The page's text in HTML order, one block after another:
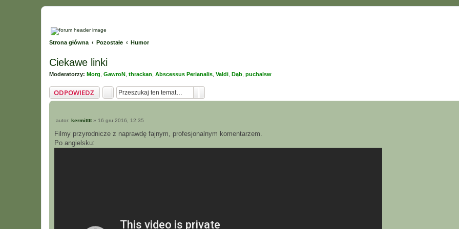
Strona główna Pozostałe Humor
Ciekawe linki
Moderatorzy: Morg GawroN thrackan Abscessus Perianalis Valdi Dąb puchalsw
ODPOWIEDZ
P
s
autor: kermitttt» 16 gru 2016, 12:35
Filmy przyrodnicze z naprawdę fajnym, profesjonalnym komentarzem.
Po angielsku: